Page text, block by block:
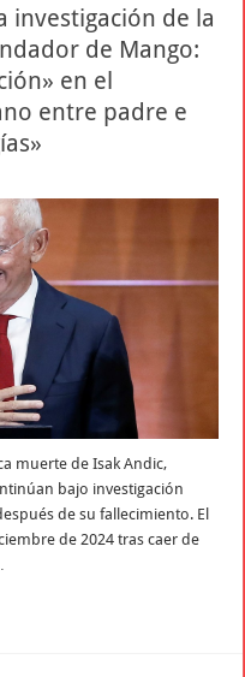
investigación de la
de Mango:
en el
entre padre e
muerte de Isak Andic,
bajo investigación
de su fallecimiento. El
de 2024 tras caer de